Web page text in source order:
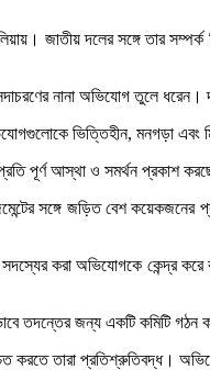
জাতীয় দলের সঙ্গে তার
নানা অভিযোগ তুলে
ভিত্তিহীন, মনগড়া এবং
প্রতি পূর্ণ আস্থা ও সমর্থন
সঙ্গে জড়িত বেশ
সদস্যের করা অভিযোগকে
তদন্তের জন্য একটি কমিটি
করতে তারা প্রতিশ্রুতিবদ্ধ।